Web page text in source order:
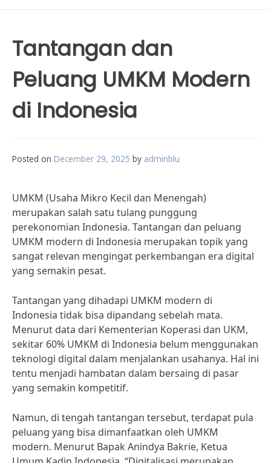
Tantangan dan
Peluang UMKM Modern
di Indonesia
Posted on December 29, 2025 by adminblu
UMKM (Usaha Mikro Kecil dan Menengah)
merupakan salah satu tulang punggung
perekonomian Indonesia. Tantangan dan peluang
UMKM modern di Indonesia merupakan topik yang
sangat relevan mengingat perkembangan era digital
yang semakin pesat.
Tantangan yang dihadapi UMKM modern di
Indonesia tidak bisa dipandang sebelah mata.
Menurut data dari Kementerian Koperasi dan UKM,
sekitar 60% UMKM di Indonesia belum menggunakan
teknologi digital dalam menjalankan usahanya. Hal ini
tentu menjadi hambatan dalam bersaing di pasar
yang semakin kompetitif.
Namun, di tengah tantangan tersebut, terdapat pula
peluang yang bisa dimanfaatkan oleh UMKM
modern. Menurut Bapak Anindya Bakrie, Ketua